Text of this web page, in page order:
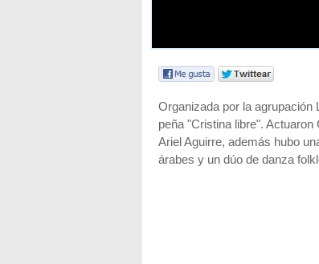
Organizada por la agrupación
peña "Cristina libre".
Ariel Aguirre, además hubo
árabes y un dúo de danza